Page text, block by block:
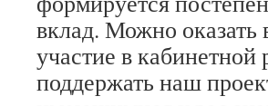
вклад. Можно
участие в
поддержать наш